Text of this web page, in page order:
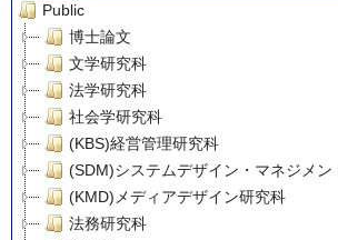
Public
博士論文
文学研究科
法学研究科
社会学研究科
(KBS)経営管理研究科
(SDM)システムデザイン・マネジメン
(KMD)メディアデザイン研究科
法務研究科